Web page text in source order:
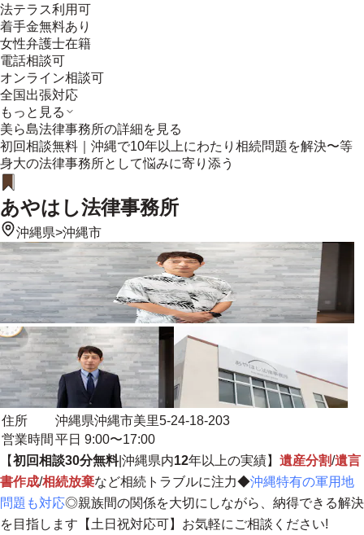
法テラス利用可
着手金無料あり
女性弁護士在籍
電話相談可
オンライン相談可
全国出張対応
もっと見る
美ら島法律事務所の詳細を見る
初回相談無料｜沖縄で10年以上にわたり相続問題を解決〜等
身大の法律事務所として悩みに寄り添う
あやはし法律事務所
沖縄県>沖縄市
住所
沖縄県沖縄市美里5-24-18-203
営業時間 平日 9:00〜17:00
【初回相談30分無料|沖縄県内12年以上の実績】 遺産分割/遺言
書作成/相続放棄など相続トラブルに注力◆沖縄特有の軍用地
問題も対応◎親族間の関係を大切にしながら、納得できる解決
を目指します 【土日祝対応可】お気軽にご相談ください!